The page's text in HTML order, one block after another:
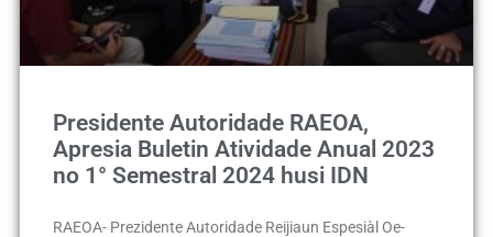
Presidente Autoridade RAEOA,
Apresia Buletin Atividade Anual 2023
no 1° Semestral 2024 husi IDN
RAEOA- Prezidente Autoridade Reijiaun Espesiàl Oe-